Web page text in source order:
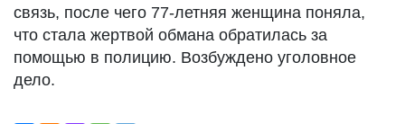
связь, после чего 77-летняя женщина поняла,
что стала жертвой обмана обратилась за
помощью в полицию. Возбуждено уголовное
дело.